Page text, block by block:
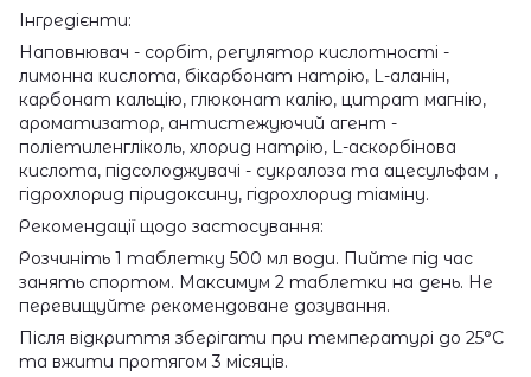
Інгредієнти:
Наповнювач - сорбіт, регулятор кислотності -
лимонна кислота, бікарбонат натрію, L-аланін,
карбонат кальцію, глюконат калію, цитрат магнію,
ароматизатор, антистежуючий агент -
поліетиленгліколь, хлорид натрію, L-аскорбінова
кислота, підсолоджувачі - сукралоза та ацесульфам ,
гідрохлорид піридоксину, гідрохлорид тіаміну.
Рекомендації щодо застосування:
Розчиніть 1 таблетку 500 мл води. Пийте під час
занять спортом. Максимум 2 таблетки на день. Не
перевищуйте рекомендоване дозування.
Після відкриття зберігати при температурі до 25°C
та вжити протягом 3 місяців.